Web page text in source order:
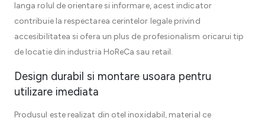
langa rolul de orientare si informare, acest indicator
contribuie la respectarea cerintelor legale privind
accesibilitatea si ofera un plus de profesionalism oricarui tip
de locatie din industria HoReCa sau retail.
Design durabil si montare usoara pentru
utilizare imediata
Produsul este realizat din otel inoxidabil, material ce